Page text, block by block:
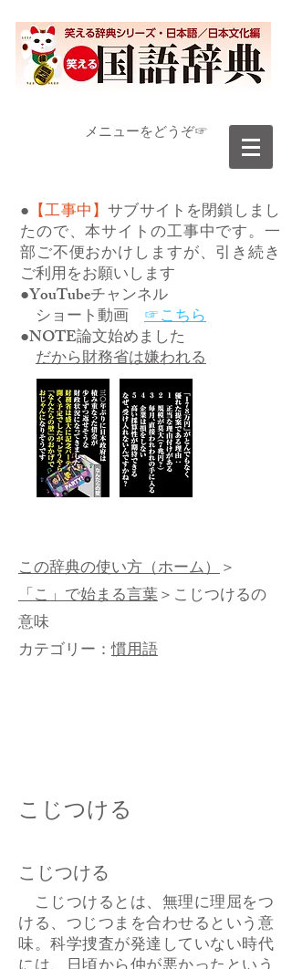
​メニューをどうぞ☞
● 【工事中】サブサイトを閉鎖しまし
たので、本サイトの工事中です。一
部ご不便おかけしますが、引き続き
ご利用をお願いします
●YouTubeチャンネル
ショート動画 ☞こちら
●NOTE論文始めました
だから財務省は嫌われる
この辞典の使い方（ホーム）＞
「こ」で始まる言葉＞こじつけるの
意味
カテゴリー：慣用語
こじつける
こじつける
こじつけるとは、無理に理屈をつ
ける、つじつまを合わせるという意
味。科学捜査が発達していない時代